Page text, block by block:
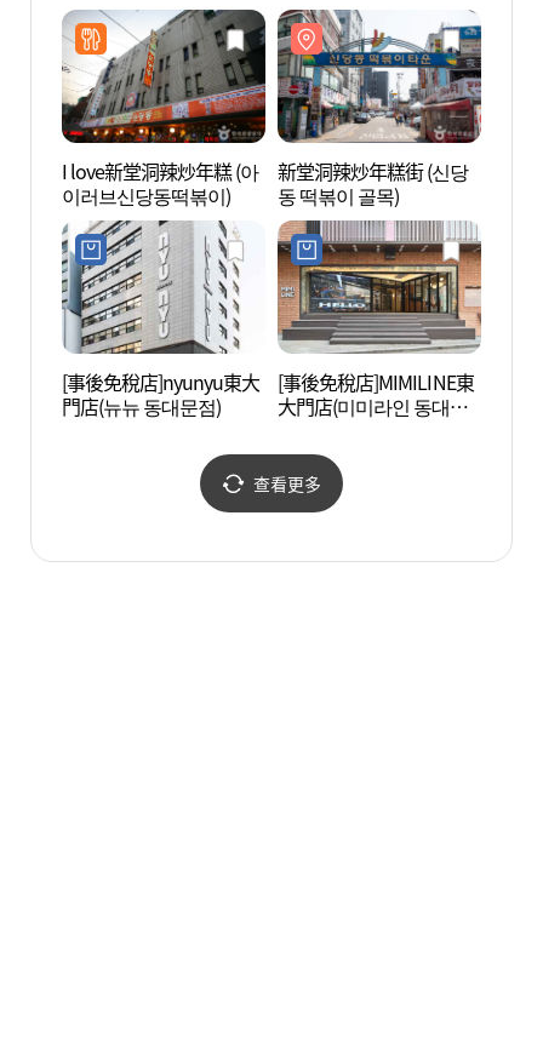
I love新堂洞辣炒年糕 (아
이러브신당동떡볶이)
新堂洞辣炒年糕街 (신당
동 떡볶이 골목)
[事後免稅店]nyunyu東大
門店(뉴뉴 동대문점)
[事後免稅店]MIMILINE東
大門店(미미라인 동대문
查看更多